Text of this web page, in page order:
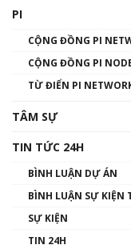
PI
CỘNG ĐỒNG PI
CỘNG ĐỒNG PI
TỪ ĐIỂN PI
TÂM SỰ
TIN TỨC 24H
BÌNH LUẬN DỰ ÁN
BÌNH LUẬN SỰ KIỆN
SỰ KIỆN
TIN 24H